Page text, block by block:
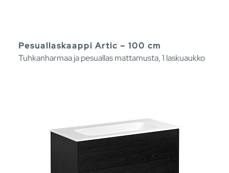
Pesuallaskaappi Artic – 100 cm
Tuhkanharmaa ja pesuallas mattamusta, 1 laskuaukko